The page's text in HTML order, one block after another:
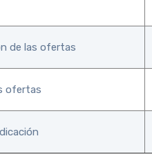
de las ofertas
ofertas